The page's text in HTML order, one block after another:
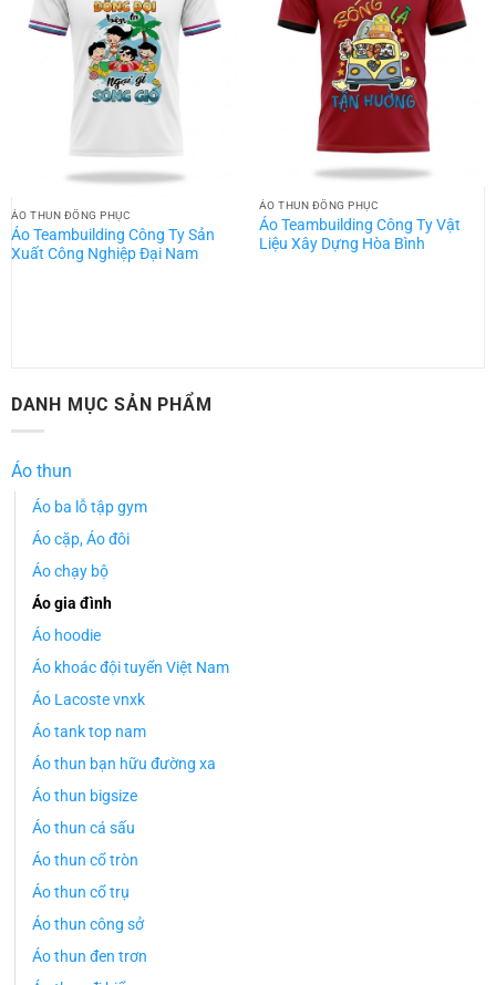
ÁO THUN ĐỒNG PHỤC
Áo Teambuilding Công Ty Sản
Xuất Công Nghiệp Đại Nam
ÁO THUN ĐỒNG PHỤC
Áo Teambuilding Công Ty Vật
Liệu Xây Dựng Hòa Bình
DANH MỤC SẢN PHẨM
Áo thun
Áo ba lỗ tập gym
Áo cặp, Áo đôi
Áo chạy bộ
Áo gia đình
Áo hoodie
Áo khoác đội tuyển Việt Nam
Áo Lacoste vnxk
Áo tank top nam
Áo thun bạn hữu đường xa
Áo thun bigsize
Áo thun cá sấu
Áo thun cổ tròn
Áo thun cổ trụ
Áo thun công sở
Áo thun đen trơn